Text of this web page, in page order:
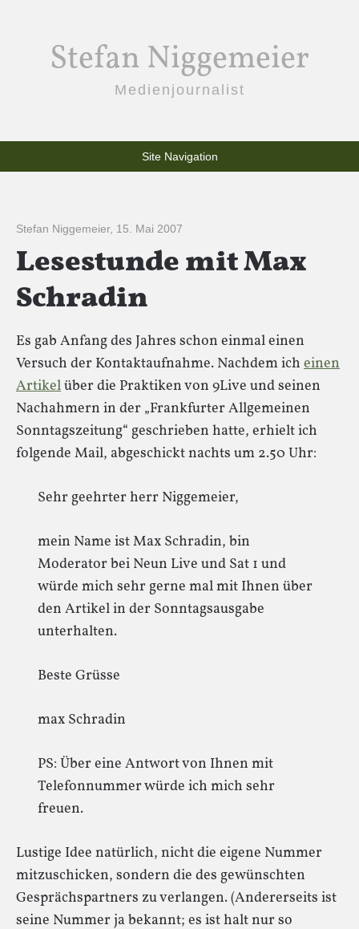
Stefan Niggemeier
Medienjournalist
Site Navigation
Stefan Niggemeier, 15. Mai 2007
Lesestunde mit Max
Schradin
Es gab Anfang des Jahres schon einmal einen
Versuch der Kontaktaufnahme. Nachdem ich einen
Artikelüber die Praktiken von 9Live und seinen
Nachahmern in der „Frankfurter Allgemeinen
Sonntagszeitung“ geschrieben hatte, erhielt ich
folgende Mail, abgeschickt nachts um 2.50 Uhr:
Sehr geehrter herr Niggemeier,
mein Name ist Max Schradin, bin
Moderator bei Neun Live und Sat 1 und
würde mich sehr gerne mal mit Ihnen über
den Artikel in der Sonntagsausgabe
unterhalten.
Beste Grüsse
max Schradin
PS: Über eine Antwort von Ihnen mit
Telefonnummer würde ich mich sehr
freuen.
Lustige Idee natürlich, nicht die eigene Nummer
mitzuschicken, sondern die des gewünschten
Gesprächspartners zu verlangen. (Andererseits ist
seine Nummer ja bekannt; es ist halt nur so